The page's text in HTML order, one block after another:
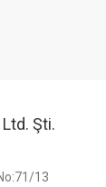
Şti.
13